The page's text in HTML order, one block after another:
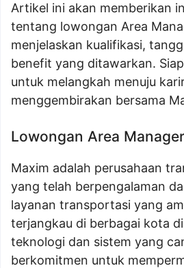
Artikel ini akan memberikan
tentang lowongan Area
menjelaskan kualifikasi,
benefit yang ditawarkan.
untuk melangkah menuju
menggembirakan bersama
Lowongan Area
Maxim adalah perusahaan
yang telah berpengalaman
layanan transportasi yang
terjangkau di berbagai kota
teknologi dan sistem yang
berkomitmen untuk